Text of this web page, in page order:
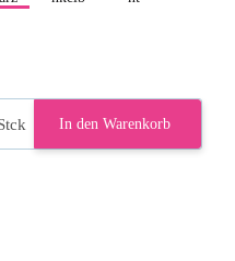
In den Warenkorb